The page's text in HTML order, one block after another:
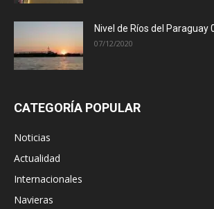
Nivel de Ríos del Paraguay
07/12/2020
CATEGORÍA POPULAR
Noticias
Actualidad
Internacionales
Navieras